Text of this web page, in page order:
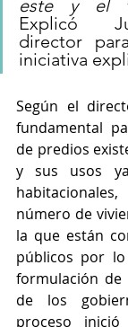
Explicó
director
iniciativa
Según el
fundamental
de predios
y sus usos
número de
la que están
públicos por
formulación
de los
proceso